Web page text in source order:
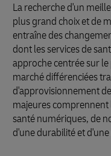
La recherche d'un
plus grand choix et de
entraîne des
dont les services de
approche centrée sur le
marché différenciées
d'approvisionnement
majeures comprennent
santé numériques, de
d'une durabilité et